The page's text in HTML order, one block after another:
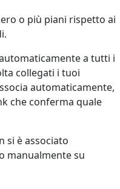
o più piani rispetto ai
a tutti i
collegati i tuoi
automaticamente,
che conferma quale
si è associato
manualmente su